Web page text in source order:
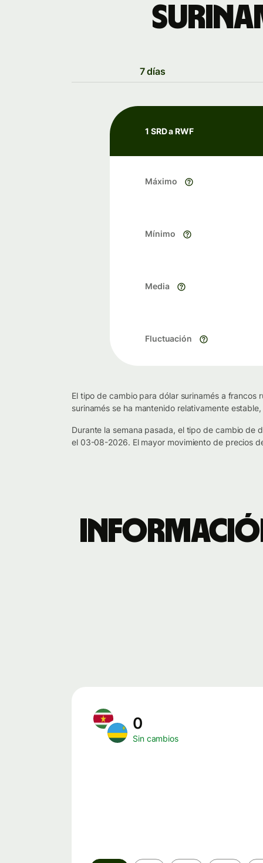
7 días
1 SRD a RWF
Máximo
Mínimo
Media
Fluctuación
El tipo de cambio para dólar surinamés a
surinamés se ha mantenido relativamente
Durante la semana pasada, el tipo de cambio
el 03-08-2026. El mayor movimiento de precios
0
Sin cambios